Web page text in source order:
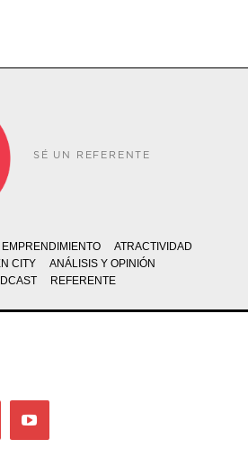
SÉ UN REFERENTE
EMPRENDIMIENTO
ATRACTIVIDAD
CITY
ANÁLISIS Y OPINIÓN
REFERENTE